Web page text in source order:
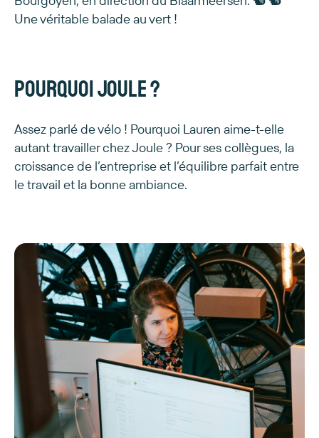
Une véritable balade au vert !
Pourquoi Joule ?
Assez parlé de vélo ! Pourquoi Lauren aime-t-elle
autant travailler chez Joule ? Pour ses collègues, la
croissance de l’entreprise et l’équilibre parfait entre
le travail et la bonne ambiance.